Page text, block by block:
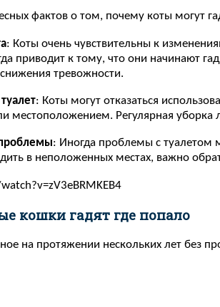
фактов о том, почему коты могут
: Коты очень чувствительны к
приводит к тому, что они начинают
тревожности.
: Коты могут отказаться
местоположением. Регулярная уборка
: Иногда проблемы с туалетом
в неположенных местах, важно
кошки гадят где попало
на протяжении нескольких лет без